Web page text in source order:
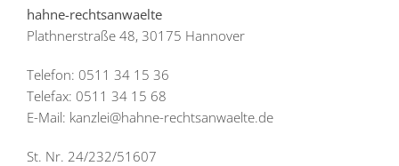
hahne-rechtsanwaelte
Plathnerstraße 48, 30175 Hannover
Telefon: 0511 34 15 36
Telefax: 0511 34 15 68
E-Mail: kanzlei@hahne-rechtsanwaelte.de
St. Nr. 24/232/51607